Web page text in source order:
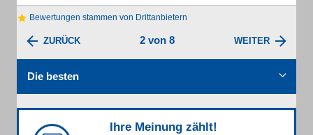
Bewertungen stammen von Drittanbietern
ZURÜCK 2 von 8 WEITER
Die besten
Ihre Meinung zählt!